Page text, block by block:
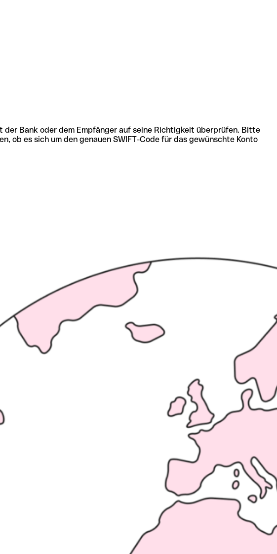
der Bank oder dem Empfänger auf seine Richtigkeit überprüfen. Bitte
ob es sich um den genauen SWIFT-Code für das gewünschte Konto